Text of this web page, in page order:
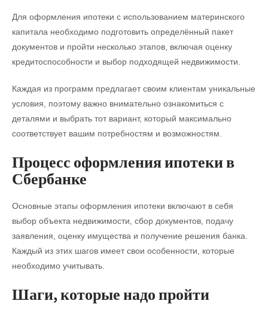
Для оформления ипотеки с использованием материнского
капитала необходимо подготовить определённый пакет
документов и пройти несколько этапов, включая оценку
кредитоспособности и выбор подходящей недвижимости.
Каждая из программ предлагает своим клиентам уникальные
условия, поэтому важно внимательно ознакомиться с
деталями и выбрать тот вариант, который максимально
соответствует вашим потребностям и возможностям.
Процесс оформления ипотеки в
Сбербанке
Основные этапы оформления ипотеки включают в себя
выбор объекта недвижимости, сбор документов, подачу
заявления, оценку имущества и получение решения банка.
Каждый из этих шагов имеет свои особенности, которые
необходимо учитывать.
Шаги, которые надо пройти